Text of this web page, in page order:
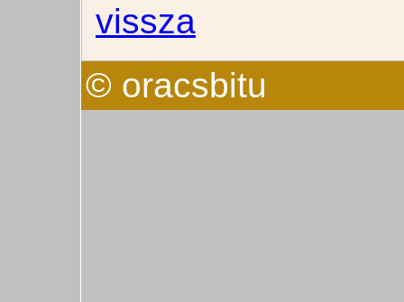
vissza
© oracsbitu